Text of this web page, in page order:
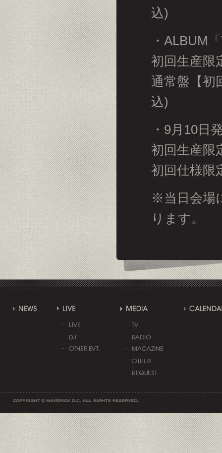
込)
・ALBUM
初回生産限
通常盤【初
込)
・9月10日
初回生産限
初回仕様限
※当日会場
ります。